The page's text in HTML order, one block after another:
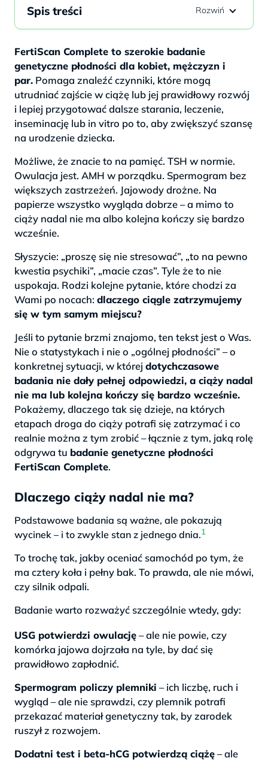
FertiScan Complete to szerokie badanie
genetyczne płodności dla kobiet, mężczyzn i
par. Pomaga znaleźć czynniki, które mogą
utrudniać zajście w ciążę lub jej prawidłowy rozwój
i lepiej przygotować dalsze starania, leczenie,
inseminację lub in vitro po to, aby zwiększyć szansę
na urodzenie dziecka.
Możliwe, że znacie to na pamięć. TSH w normie.
Owulacja jest. AMH w porządku. Spermogram bez
większych zastrzeżeń. Jajowody drożne. Na
papierze wszystko wygląda dobrze – a mimo to
ciąży nadal nie ma albo kolejna kończy się bardzo
wcześnie.
Słyszycie: „proszę się nie stresować”, „to na pewno
kwestia psychiki”, „macie czas”. Tyle że to nie
uspokaja. Rodzi kolejne pytanie, które chodzi za
Wami po nocach: dlaczego ciągle zatrzymujemy
się w tym samym miejscu?
Jeśli to pytanie brzmi znajomo, ten tekst jest o Was.
Nie o statystykach i nie o „ogólnej płodności” – o
konkretnej sytuacji, w której dotychczasowe
badania nie dały pełnej odpowiedzi, a ciąży nadal
nie ma lub kolejna kończy się bardzo wcześnie.
Pokażemy, dlaczego tak się dzieje, na których
etapach droga do ciąży potrafi się zatrzymać i co
realnie można z tym zrobić – łącznie z tym, jaką rolę
odgrywa tu badanie genetyczne płodności
FertiScan Complete.
Dlaczego ciąży nadal nie ma?
Podstawowe badania są ważne, ale pokazują
wycinek – i to zwykle stan z jednego dnia.1
To trochę tak, jakby oceniać samochód po tym, że
ma cztery koła i pełny bak. To prawda, ale nie mówi,
czy silnik odpali.
Badanie warto rozważyć szczególnie wtedy, gdy:
USG potwierdzi owulację– ale nie powie, czy
komórka jajowa dojrzała na tyle, by dać się
prawidłowo zapłodnić.
Spermogram policzy plemniki – ich liczbę, ruch i
wygląd – ale nie sprawdzi, czy plemnik potrafi
przekazać materiał genetyczny tak, by zarodek
ruszył z rozwojem.
Dodatni test i beta-hCG potwierdzą ciążę– ale
Spis treści